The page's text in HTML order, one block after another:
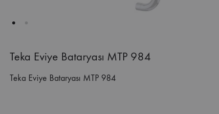
Teka Eviye Bataryası MTP 984
Teka Eviye Bataryası MTP 984